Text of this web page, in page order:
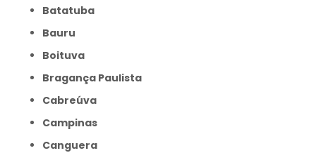
Batatuba
Bauru
Boituva
Bragança Paulista
Cabreúva
Campinas
Canguera